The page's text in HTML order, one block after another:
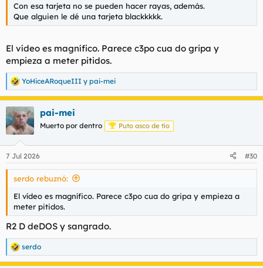
Con esa tarjeta no se pueden hacer rayas, además.
Que alguien le dé una tarjeta blackkkkk.
El vídeo es magnífico. Parece c3po cua do gripa y
empieza a meter pitidos.
R
e
a
c
c
i
e
s
YoHiceARoqueIII y pai-mei
pai-mei
Muerto por dentro Puto asco de tío
7 Jul 2026 #30
serdo rebuznó:
El vídeo es magnífico. Parece c3po cua do gripa y empieza a
meter pitidos.
R2 D deDOS y sangrado.
R
e
serdo